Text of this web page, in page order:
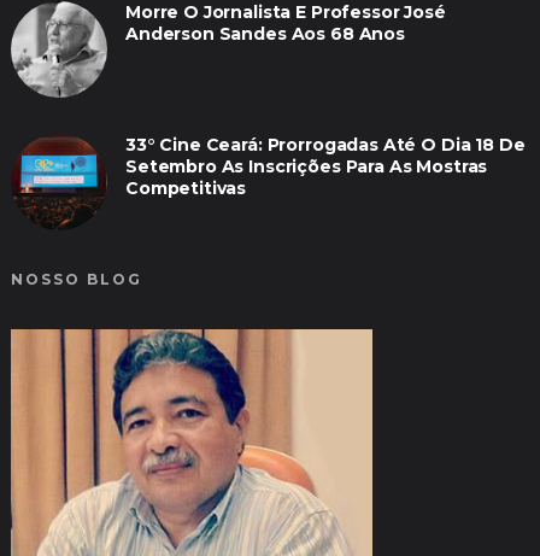
Morre O Jornalista E Professor José
Anderson Sandes Aos 68 Anos
33° Cine Ceará: Prorrogadas Até O Dia 18 De
Setembro As Inscrições Para As Mostras
Competitivas
NOSSO BLOG